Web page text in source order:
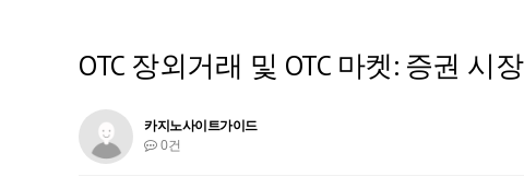
OTC 장외거래 및 OTC 마켓: 증권 시장
카지노사이트가이드
0건